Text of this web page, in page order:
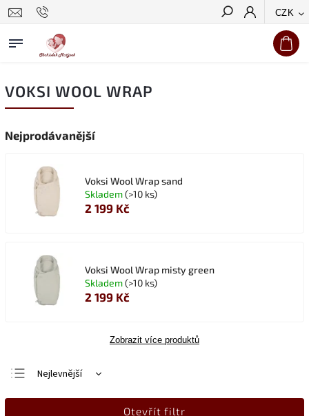
CZK
Hledat
VOKSI WOOL WRAP
Nejprodávanější
Voksi Wool Wrap sand
Skladem(>10 ks)
2 199 Kč
Voksi Wool Wrap misty green
Skladem(>10 ks)
2 199 Kč
Zobrazit více produktů
Nejlevnější
Nejdražší
Otevřít filtr